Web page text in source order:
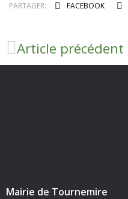
PARTAGER: FACEBOOK
Article précédent
Mairie de Tournemire